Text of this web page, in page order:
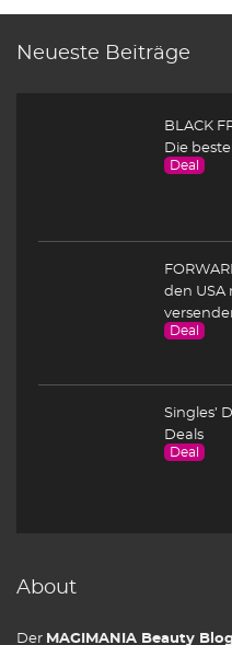
Neueste Beiträge
BLACK
Die
Deal
den USA
Deal
Singles’
Deals
Deal
About
Der MAGIMANIA Beauty